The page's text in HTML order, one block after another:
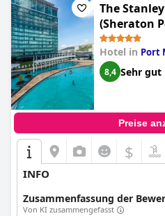
The
(Sheraton
Hotel &
Hotel in Port
8,4 Sehr gut
Preise
$
INFO
Zusammenfassung der
Von KI zusammengefasst